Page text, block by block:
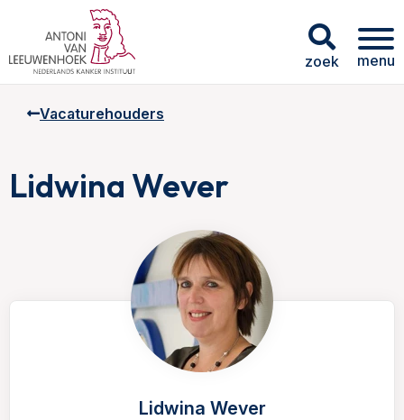
zoek menu
Vacaturehouders
Lidwina Wever
Lidwina Wever